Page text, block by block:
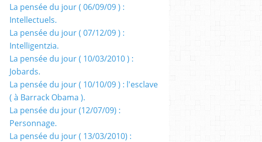
La pensée du jour ( 06/09/09 ) :
Intellectuels.
La pensée du jour ( 07/12/09 ) :
Intelligentzia.
La pensée du jour ( 10/03/2010 ) :
Jobards.
La pensée du jour ( 10/10/09 ) : l'esclave
( à Barrack Obama ).
La pensée du jour (12/07/09) :
Personnage.
La pensée du jour ( 13/03/2010) :